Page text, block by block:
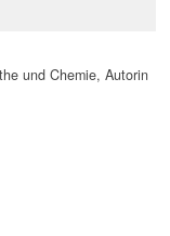
und Chemie, Autorin